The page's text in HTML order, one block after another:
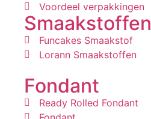
Voordeel verpakkingen
Smaakstoffen
Funcakes Smaakstof
Lorann Smaakstoffen
Fondant
Ready Rolled Fondant